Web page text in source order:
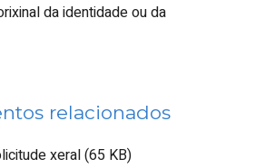
da identidade ou da
relacionados
xeral (65 KB)